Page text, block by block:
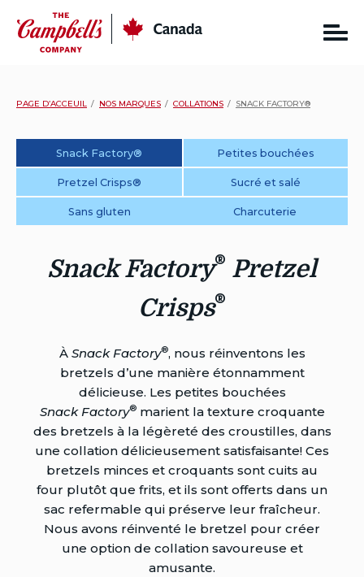
content
PAGE D’ACCEUIL NOS MARQUES COLLATIONS SNACK FACTORY®
Snack Factory® Petites bouchées
Pretzel Crisps® Sucré et salé
Sans gluten Charcuterie
Snack Factory® Pretzel
Crisps®
À Snack Factory®, nous réinventons les
bretzels d’une manière étonnamment
délicieuse. Les petites bouchées
Snack Factory®marient la texture croquante
des bretzels à la légèreté des croustilles, dans
une collation délicieusement satisfaisante! Ces
bretzels minces et croquants sont cuits au
four plutôt que frits, et ils sont offerts dans un
sac refermable qui préserve leur fraîcheur.
Nous avons réinventé le bretzel pour créer
une option de collation savoureuse et
amusante.